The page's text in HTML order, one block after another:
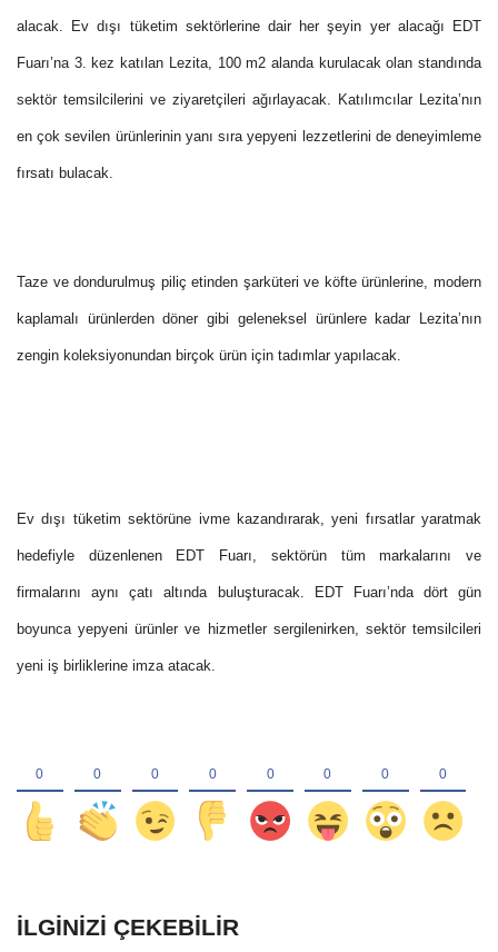
alacak. Ev dışı tüketim sektörlerine dair her şeyin yer alacağı EDT
Fuarı’na 3. kez katılan Lezita, 100 m2 alanda kurulacak olan standında
sektör temsilcilerini ve ziyaretçileri ağırlayacak. Katılımcılar Lezita’nın
en çok sevilen ürünlerinin yanı sıra yepyeni lezzetlerini de deneyimleme
fırsatı bulacak.
Taze ve dondurulmuş piliç etinden şarküteri ve köfte ürünlerine, modern
kaplamalı ürünlerden döner gibi geleneksel ürünlere kadar Lezita’nın
zengin koleksiyonundan birçok ürün için tadımlar yapılacak.
Ev dışı tüketim sektörüne ivme kazandırarak, yeni fırsatlar yaratmak
hedefiyle düzenlenen EDT Fuarı, sektörün tüm markalarını ve
firmalarını aynı çatı altında buluşturacak. EDT Fuarı’nda dört gün
boyunca yepyeni ürünler ve hizmetler sergilenirken, sektör temsilcileri
yeni iş birliklerine imza atacak.
İLGINIZI ÇEKEBILIR